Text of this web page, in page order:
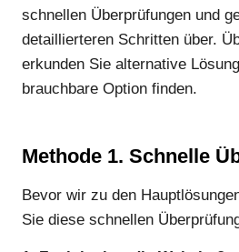
schnellen Überprüfungen und
detaillierteren Schritten über.
erkunden Sie alternative
brauchbare Option finden.
Methode 1. Schnelle
Bevor wir zu den
Sie diese schnellen